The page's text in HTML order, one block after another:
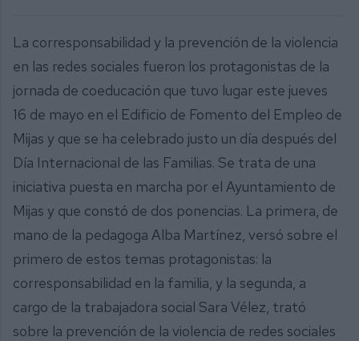
La corresponsabilidad y la prevención de la violencia
en las redes sociales fueron los protagonistas de la
jornada de coeducación que tuvo lugar este jueves
16 de mayo en el Edificio de Fomento del Empleo de
Mijas y que se ha celebrado justo un día después del
Día Internacional de las Familias. Se trata de una
iniciativa puesta en marcha por el Ayuntamiento de
Mijas y que constó de dos ponencias. La primera, de
mano de la pedagoga Alba Martínez, versó sobre el
primero de estos temas protagonistas: la
corresponsabilidad en la familia, y la segunda, a
cargo de la trabajadora social Sara Vélez, trató
sobre la prevención de la violencia de redes sociales